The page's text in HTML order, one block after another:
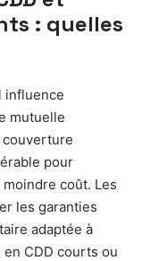
: quelles
influence
mutuelle
pour
coût. Les
les garanties
adaptée à
CDD courts ou